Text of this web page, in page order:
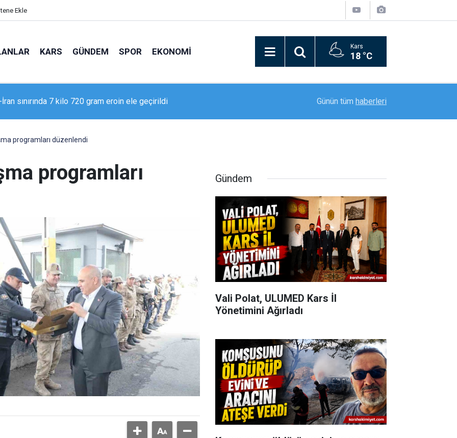
Ekle
KARS GÜNDEM SPOR EKONOMI Kars
18 °C
sınırında 7 kilo 720 gram eroin ele geçirildi Erzurum Adliyesi’nde yangın: 2 kişi dumandan
Günün tüm haberleri
programları düzenlendi
programları Gündem
Vali Polat, ULUMED Kars İl
Yönetimini Ağırladı